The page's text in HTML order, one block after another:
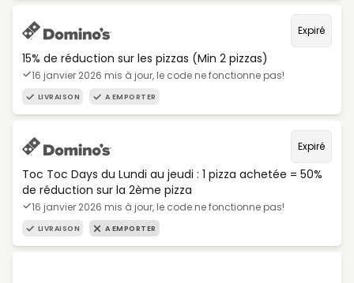
Expiré
15% de réduction sur les pizzas (Min 2 pizzas)
16 janvier 2026 mis à jour, le code ne fonctionne pas!
LIVRAISON A EMPORTER
Expiré
Toc Toc Days du Lundi au jeudi : 1 pizza achetée = 50%
de réduction sur la 2ème pizza
16 janvier 2026 mis à jour, le code ne fonctionne pas!
LIVRAISON A EMPORTER